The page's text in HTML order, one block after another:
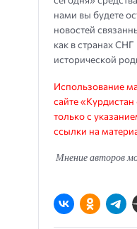
нами вы будете
новостей
как в странах
исторической
Использование
сайте «Курдистан
только с
ссылки на
Мнение авторов